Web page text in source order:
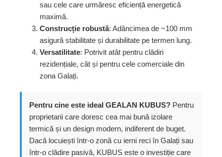
sau cele care urmăresc eficiență energetică
maximă.
Construcție robustă: Adâncimea de ~100 mm
asigură stabilitate și durabilitate pe termen lung.
Versatilitate: Potrivit atât pentru clădiri
rezidențiale, cât și pentru cele comerciale din
zona Galați.
Pentru cine este ideal GEALAN KUBUS? Pentru
proprietarii care doresc cea mai bună izolare
termică și un design modern, indiferent de buget.
Dacă locuiești într-o zonă cu ierni reci în Galați sau
într-o clădire pasivă, KUBUS este o investiție care